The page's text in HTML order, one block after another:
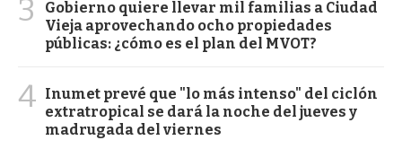
3
Gobierno quiere llevar mil familias a Ciudad
Vieja aprovechando ocho propiedades
públicas: ¿cómo es el plan del MVOT?
4 Inumet prevé que "lo más intenso" del ciclón
extratropical se dará la noche del jueves y
madrugada del viernes